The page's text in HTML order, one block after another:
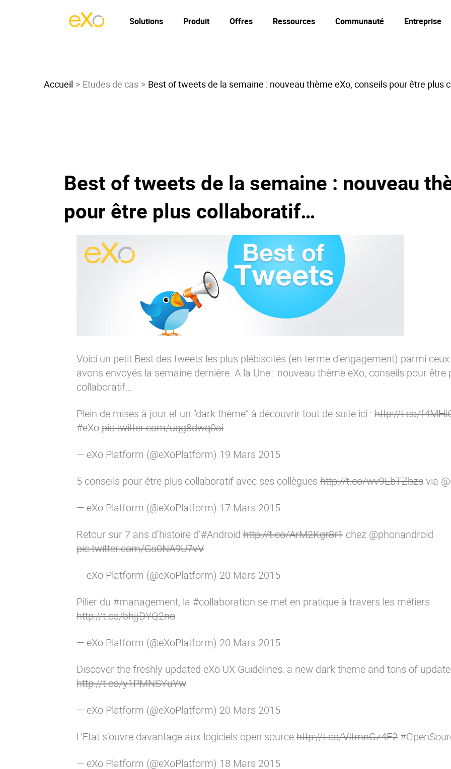
Solutions Produit Offres Ressources Communauté Entreprise
Accueil Etudes de cas Best of tweets de la semaine : nouveau thème eXo, conseils pour être plus
Best of tweets de la semaine : nouveau
pour être plus collaboratif…
Voici un petit Best des tweets les plus plébiscités (en terme d’engagement) parmi
avons envoyés la semaine dernière. A la Une : nouveau thème eXo, conseils pour être
collaboratif…
Plein de mises à jour et un “dark thème” à découvrir tout de suite ici : http://t.co/
#eXopic.twitter.com/uqg8dwq0ai
— eXo Platform (@eXoPlatform) 19 Mars 2015
5 conseils pour être plus collaboratif avec ses collègues http://t.co/wv9LbTZbzsvia
— eXo Platform (@eXoPlatform) 17 Mars 2015
Retour sur 7 ans d’histoire d’#Android http://t.co/ArM2Kgr8r1 chez @phonandroid
pic.twitter.com/Gs0NA9U7vV
— eXo Platform (@eXoPlatform) 20 Mars 2015
Pilier du #management, la #collaboration se met en pratique à travers les métiers
http://t.co/bhjjDYQ2no
— eXo Platform (@eXoPlatform) 20 Mars 2015
Discover the freshly updated eXo UX Guidelines: a new dark theme and tons of
http://t.co/y1PMNSYuYw
— eXo Platform (@eXoPlatform) 20 Mars 2015
L’Etat s’ouvre davantage aux logiciels open sourcehttp://t.co/VItmnGz4F2
— eXo Platform (@eXoPlatform) 18 Mars 2015